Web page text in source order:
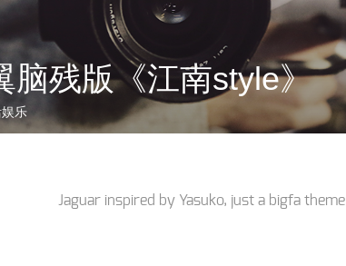
脑残版《江南style》
乐
Jaguar inspired by Yasuko, just a bigfa theme.